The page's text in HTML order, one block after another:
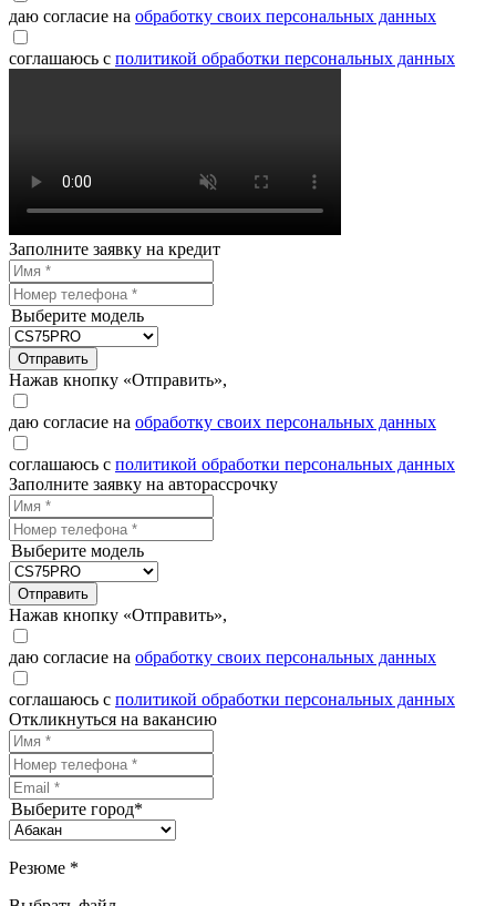
даю согласие на обработку своих персональных данных
соглашаюсь с политикой обработки персональных данных
Заполните заявку на кредит
Выберите модель
Отправить
Нажав кнопку «Отправить»,
даю согласие на обработку своих персональных данных
соглашаюсь с политикой обработки персональных данных
Заполните заявку на авторассрочку
Выберите модель
Отправить
Нажав кнопку «Отправить»,
даю согласие на обработку своих персональных данных
соглашаюсь с политикой обработки персональных данных
Откликнуться на вакансию
Выберите город*
Резюме *